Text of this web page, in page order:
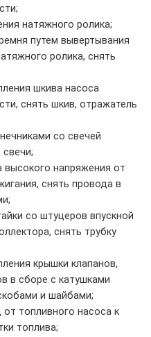
натяжного ролика;
путем вывертывания
ролика, снять
шкива насоса
снять шкив, отражатель
со свечей
напряжения от
снять провода в
со штуцеров впускной
снять трубку
крышки клапанов,
в сборе с катушками
и шайбами;
топливного насоса к
топлива;